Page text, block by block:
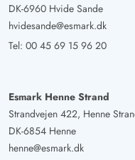
DK-6960 Hvide Sande
hvidesande@esmark.dk
Tel: 00 45 69 15 96 20
Esmark Henne Strand
Strandvejen 422, Henne
DK-6854 Henne
henne@esmark.dk